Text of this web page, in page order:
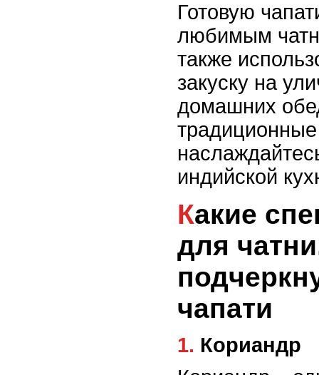
Готовую
любимым
также
закуску на
домашних
индийской
Какие специи выбрать
для
чапати
1. Кориандр